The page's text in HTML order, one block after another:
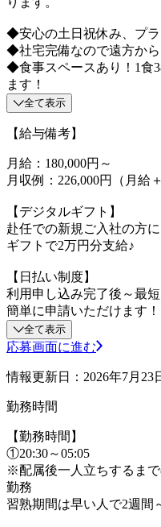
◆安心の土日祝休み、プ
◆社宅完備なので遠方か
◆食事スペースあり！1食
ます！
全て表示
【給与備考】
月給：180,000円～
月収例：226,000円（月給
【デジタルギフト】
赴任での新規ご入社の方
ギフトで2万円分支給♪
【日払い制度】
利用申し込み完了後～最
簡単に申請いただけます
全て表示
応募画面に進む
情報更新日：2026年7月23
勤務時間
【勤務時間】
①20:30～05:05
※配属後一人立ちするま
勤務
習熟期間は早い人で2週間